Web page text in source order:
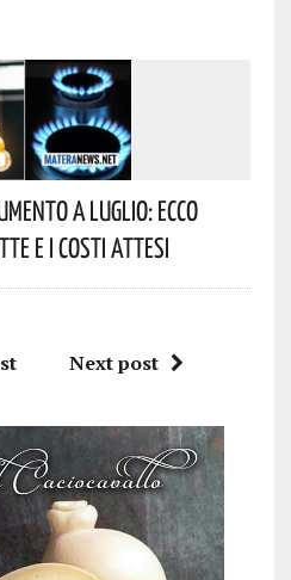
A Luglio: Ecco
E I Costi Attesi
Next post